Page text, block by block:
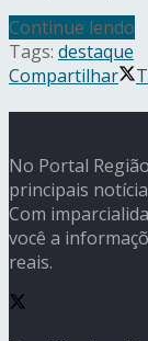
Continue lendo
Tags: destaque
Compartilhar
No Portal
principais
Com
você a
reais.